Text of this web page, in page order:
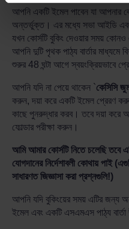
আপনি একটি ইমেল পাবেন যা আপনার
অন্তর্ভুক্ত। এর মধ্যে সভা আইডি
যখন কোর্সটি বুকিং দেওয়ার সময়
আপনি দুটি পৃথক পাঠ্য বার্তার মাধ্যমে
শুরুর 48 ঘন্টা আগে স্বয়ংক্রিয়ভাবে
আপনি যদি না পেয়ে থাকেন `কেসিসি
করুন, দয়া করে একটি ইমেল প্রেরণ
কাছে পুনরুদ্ধার করব। তবে দয়া করে
ফোল্ডার পরীক্ষা করুন।
আমি আমার কোর্সটি নিতে চলেছি তবে
যোগদানের নির্দেশাবলী কোথায় পাই
সাধারণত জিজ্ঞাসা করা প্রশ্নগুলি!)
আপনি যদি বুকিংয়ের সময় এটির জন্য
ইমেল এবং একটি এসএমএস পাঠ্য